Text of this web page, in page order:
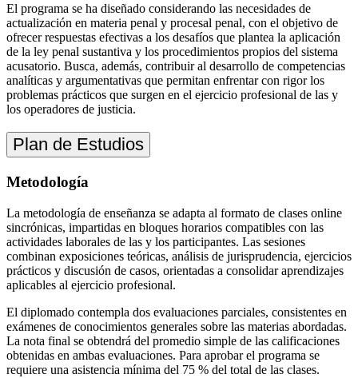
El programa se ha diseñado considerando las necesidades de
actualización en materia penal y procesal penal, con el objetivo de
ofrecer respuestas efectivas a los desafíos que plantea la aplicación
de la ley penal sustantiva y los procedimientos propios del sistema
acusatorio. Busca, además, contribuir al desarrollo de competencias
analíticas y argumentativas que permitan enfrentar con rigor los
problemas prácticos que surgen en el ejercicio profesional de las y
los operadores de justicia.
Plan de Estudios
Metodología
La metodología de enseñanza se adapta al formato de clases online
sincrónicas, impartidas en bloques horarios compatibles con las
actividades laborales de las y los participantes. Las sesiones
combinan exposiciones teóricas, análisis de jurisprudencia, ejercicios
prácticos y discusión de casos, orientadas a consolidar aprendizajes
aplicables al ejercicio profesional.
El diplomado contempla dos evaluaciones parciales, consistentes en
exámenes de conocimientos generales sobre las materias abordadas.
La nota final se obtendrá del promedio simple de las calificaciones
obtenidas en ambas evaluaciones. Para aprobar el programa se
requiere una asistencia mínima del 75 % del total de las clases.